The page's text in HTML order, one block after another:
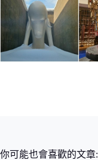
你可能也會喜歡的文章: